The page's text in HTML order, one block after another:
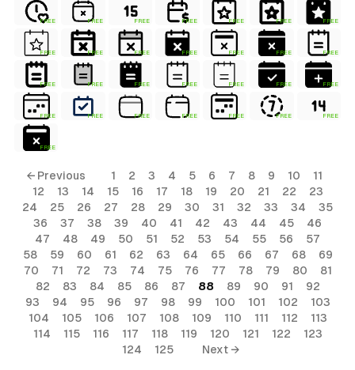
FREE FREE FREE FREE FREE FREE FREE
FREE FREE FREE FREE FREE FREE FREE
FREE FREE FREE FREE FREE FREE FREE
FREE FREE FREE FREE FREE FREE FREE
FREE
← Previous 1 2 3 4 5 6 7 8 9 10
11
12
13 14 15 16 17 18 19 20 21 22
23
24
25 26 27 28 29 30 31 32 33 34
35
36
37 38 39 40 41 42 43 44 45
46
47
48 49 50 51 52 53 54 55 56
57
58
59 60 61 62 63 64 65 66 67 68
69
70
71 72 73 74 75 76 77 78 79 80
81
82
83 84 85 86 87 88 89 90 91
92
93
94 95 96 97 98 99 100 101 102
103
104
105 106 107 108 109 110 111 112
113
114
115 116 117 118 119 120 121 122
123
124
125 Next →